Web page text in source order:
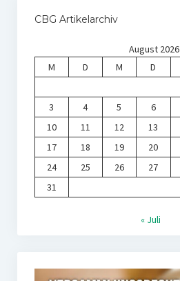
CBG Artikelarchiv
August 2026
M
D M D
3
4 5 6
10
11 12 13
17
18 19 20
24
25 26 27
31
« Juli